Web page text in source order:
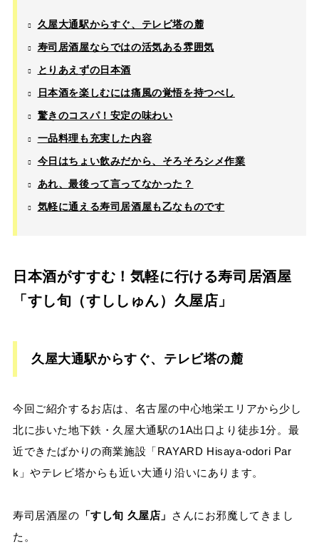
久屋大通駅からすぐ、テレビ塔の麓
寿司居酒屋ならではの活気ある雰囲気
とりあえずの日本酒
日本酒を楽しむには痛風の覚悟を持つべし
驚きのコスパ！安定の味わい
一品料理も充実した内容
今日はちょい飲みだから、そろそろシメ作業
あれ、最後って言ってなかった？
気軽に通える寿司居酒屋も乙なものです
日本酒がすすむ！気軽に行ける寿司居酒屋
「すし旬（すししゅん）久屋店」
久屋大通駅からすぐ、テレビ塔の麓
今回ご紹介するお店は、名古屋の中心地栄エリアから少し
北に歩いた地下鉄・久屋大通駅の1A出口より徒歩1分。最
近できたばかりの商業施設「RAYARD Hisaya-odori Par
k」やテレビ塔からも近い大通り沿いにあります。
寿司居酒屋の 「すし旬 久屋店」
さんにお邪魔してきまし
た。